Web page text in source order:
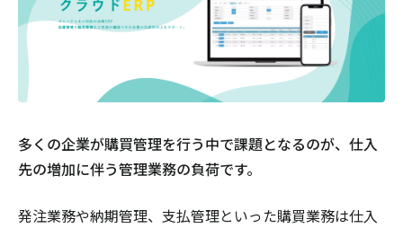
多くの企業が購買管理を行う中で課題となるのが、仕入
先の増加に伴う管理業務の負荷です。
発注業務や納期管理、支払管理といった購買業務は仕入